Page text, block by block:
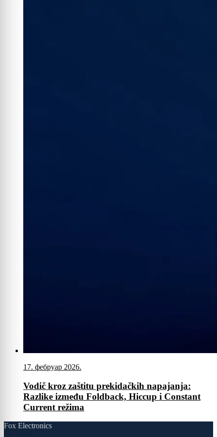
17. фебруар 2026.
Vodič kroz zaštitu prekidačkih napajanja:
Razlike između Foldback, Hiccup i Constant
Current režima
Fox Electronics